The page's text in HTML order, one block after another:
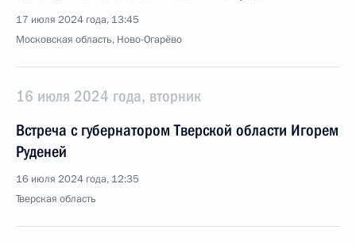
17 июля 2024 года, 13:45
Московская область, Ново-Огарёво
16 июля 2024 года, вторник
Встреча с губернатором Тверской области Игорем
Руденей
16 июля 2024 года, 12:35
Тверская область